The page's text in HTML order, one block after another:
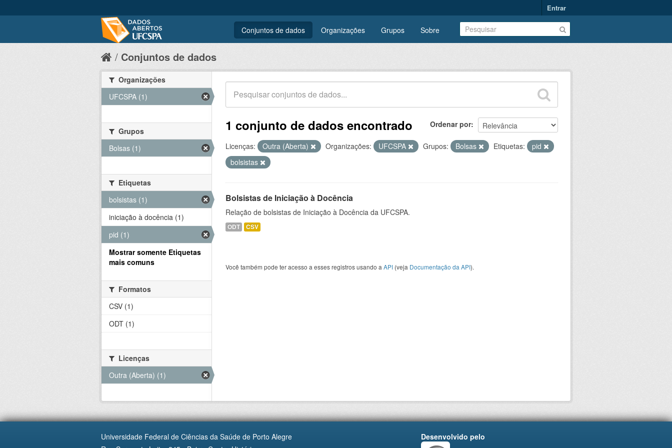
Entrar
Conjuntos de dados Organizações Grupos Sobre
Conjuntos de dados
Ordenar por
1 conjunto de dados encontrado
Licenças: Outra (Aberta) Organizações: UFCSPA Grupos: Bolsas Etiquetas:
pid
bolsistas
Bolsistas de Iniciação à Docência
Relação de bolsistas de Iniciação à Docência da UFCSPA.
ODT CSV
Você também pode ter acesso a esses registros usando a API (veja Documentação da API).
Organizações
UFCSPA (1)
Grupos
Bolsas (1)
Etiquetas
bolsistas (1)
iniciação à docência (1)
pid (1)
Mostrar somente Etiquetas
mais comuns
Formatos
CSV (1)
ODT (1)
Licenças
Outra (Aberta) (1)
Universidade Federal de Ciências da Saúde de Porto Alegre
Desenvolvido pelo